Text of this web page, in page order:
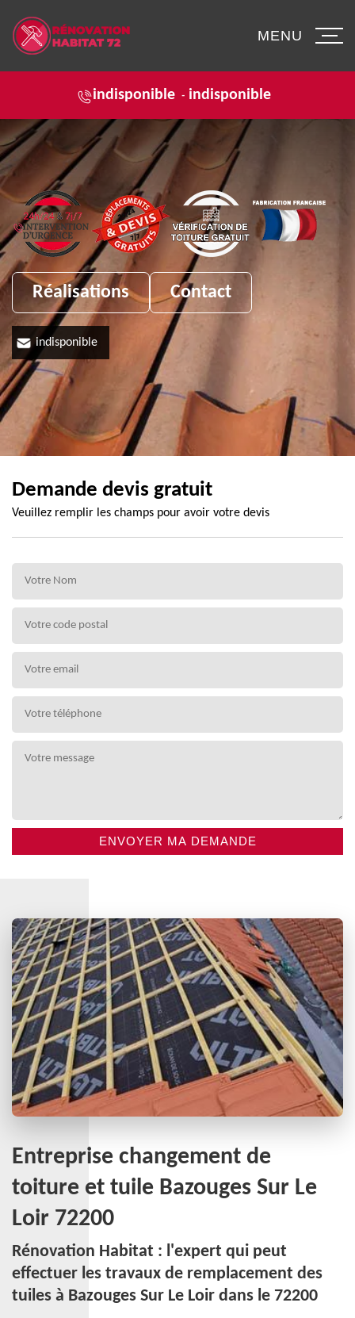
indisponible - indisponible
MENU
Réalisations Contact
indisponible
Demande devis gratuit
Veuillez remplir les champs pour avoir votre devis
Entreprise changement de
toiture et tuile Bazouges Sur Le
Loir 72200
Rénovation Habitat : l'expert qui peut
effectuer les travaux de remplacement des
tuiles à Bazouges Sur Le Loir dans le 72200